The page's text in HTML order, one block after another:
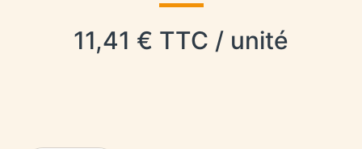
11,41 € TTC / unité